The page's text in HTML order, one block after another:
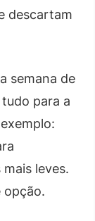
descartam
semana de
para a
leves.
opção.